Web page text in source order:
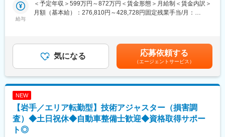
２．示談交渉
■育成体制：
技術アジャスター資格取得に向けて、自動車工学や関係法令、自
動車損害の適正評価等、専門知識を集合研修と実務研修（配属先
会社としての研修だけでなく、先輩社員から勉強会やアドバイス
をいただきながら、切磋琢磨できる環境です。
給与
＜予定年収＞599万円～872万円＜賃金形態＞月給制＜賃金内訳＞
月額（基本給）：276,810円～428,728円固定残業手当/月：
賞与：年2回（会社業績、評価による）■昇給：あり※賃金はあく
までも目安の金額であり、選考を通じて上下する可能性がありま
す。※各種手当てを規程に従い支給※技術アジャスター資格保有者
は優遇します。※超過した時間外労働の残業時間代は追加支給賃金
はあくまでも目安の金額であり、選考を通じて上下する可能性が
気になる 応募依頼する
（エージェントサービス）
NEW
【岩手／エリア転勤型】技術アジャスター（損害調
査）◆土日祝休◆自動車整備士歓迎◆資格取得サポー
ト◎